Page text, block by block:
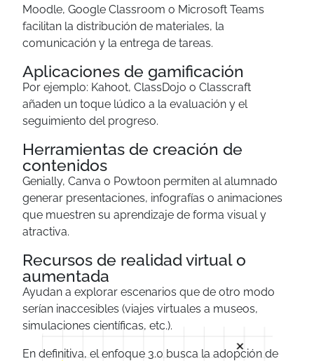
×
Moodle, Google Classroom o Microsoft Teams
facilitan la distribución de materiales, la
comunicación y la entrega de tareas.
Aplicaciones de gamificación
Por ejemplo: Kahoot, ClassDojo o Classcraft
añaden un toque lúdico a la evaluación y el
seguimiento del progreso.
Herramientas de creación de
contenidos
Genially, Canva o Powtoon permiten al alumnado
generar presentaciones, infografías o animaciones
que muestren su aprendizaje de forma visual y
atractiva.
Recursos de realidad virtual o
aumentada
Ayudan a explorar escenarios que de otro modo
serían inaccesibles (viajes virtuales a museos,
simulaciones científicas, etc.).
En definitiva, el enfoque 3.0 busca la adopción de